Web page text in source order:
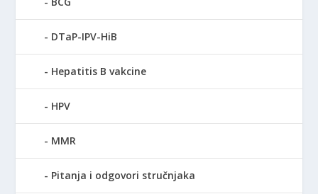
DTaP-IPV-HiB
Hepatitis B vakcine
HPV
MMR
Pitanja i odgovori stručnjaka